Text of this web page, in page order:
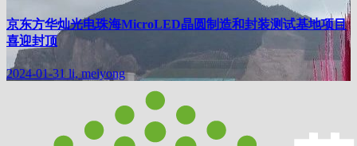
京东方华灿光电珠海MicroLED晶圆制造和封装测试基地项目
喜迎封顶
2024-01-31 li, meiyong